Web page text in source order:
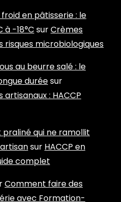
en pâtisserie : le
à -18°C surCrèmes
risques microbiologiques
au beurre salé : le
duréesur
: HACCP
qui ne ramollit
sur HACCP en
complet
Comment faire des
avec Formation-